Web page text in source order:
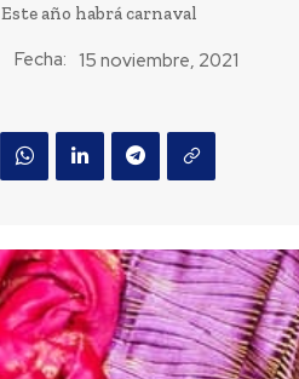
Este año habrá carnaval
Fecha: 15 noviembre, 2021